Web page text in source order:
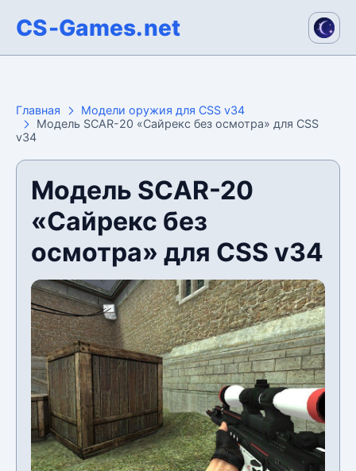
CS-Games.net
Главная
Модели оружия для CSS v34
Модель SCAR-20 «Сайрекс без осмотра» для CSS
v34
Модель SCAR-20
«Сайрекс без
осмотра» для CSS v34